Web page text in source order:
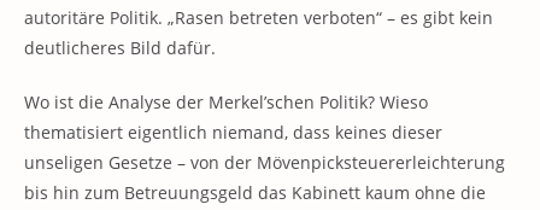
autoritäre Politik. „Rasen betreten verboten“ – es gibt kein
deutlicheres Bild dafür.
Wo ist die Analyse der Merkel’schen Politik? Wieso
thematisiert eigentlich niemand, dass keines dieser
unseligen Gesetze – von der Mövenpicksteuererleichterung
bis hin zum Betreuungsgeld das Kabinett kaum ohne die